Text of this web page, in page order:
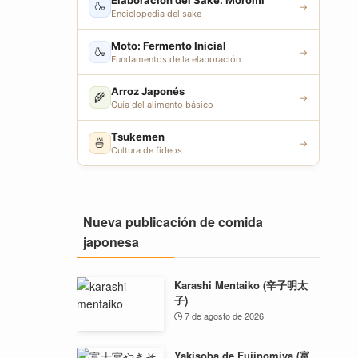
🍶
Enciclopedia del sake
→
🍶 Moto: Fermento Inicial
Fundamentos de la elaboración
→
🌾 Arroz Japonés
Guía del alimento básico
→
🍜 Tsukemen
Cultura de fideos
→
Nueva publicación de comida
japonesa
Karashi Mentaiko (辛子明太
子)
7 de agosto de 2026